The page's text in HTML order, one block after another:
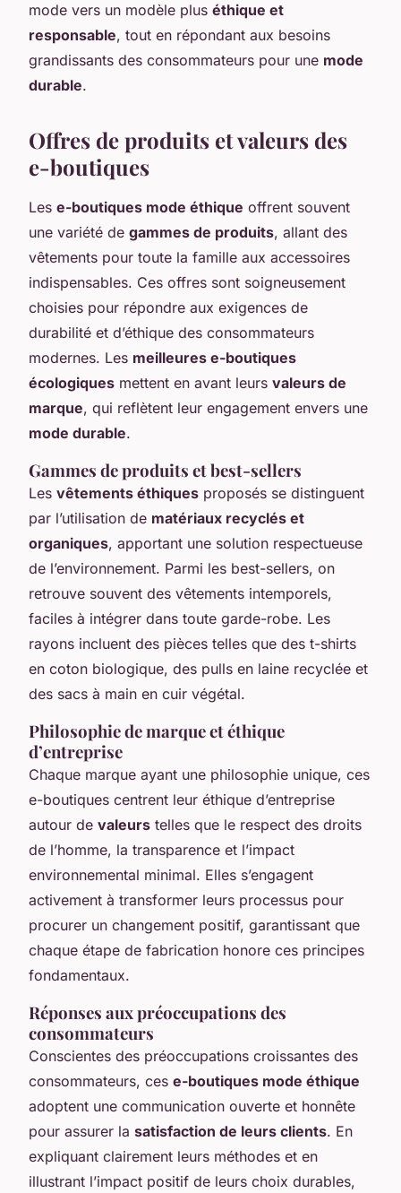
mode vers un modèle plus éthique et
responsable, tout en répondant aux besoins
grandissants des consommateurs pour une mode
durable.
Offres de produits et valeurs des
e-boutiques
Les e-boutiques mode éthique offrent souvent
une variété de gammes de produits, allant des
vêtements pour toute la famille aux accessoires
indispensables. Ces offres sont soigneusement
choisies pour répondre aux exigences de
durabilité et d’éthique des consommateurs
modernes. Les meilleures e-boutiques
écologiques mettent en avant leurs valeurs de
marque, qui reflètent leur engagement envers une
mode durable.
Gammes de produits et best-sellers
Les vêtements éthiques proposés se distinguent
par l’utilisation de matériaux recyclés et
organiques, apportant une solution respectueuse
de l’environnement. Parmi les best-sellers, on
retrouve souvent des vêtements intemporels,
faciles à intégrer dans toute garde-robe. Les
rayons incluent des pièces telles que des t-shirts
en coton biologique, des pulls en laine recyclée et
des sacs à main en cuir végétal.
Philosophie de marque et éthique
d’entreprise
Chaque marque ayant une philosophie unique, ces
e-boutiques centrent leur éthique d’entreprise
autour de valeurs telles que le respect des droits
de l’homme, la transparence et l’impact
environnemental minimal. Elles s’engagent
activement à transformer leurs processus pour
procurer un changement positif, garantissant que
chaque étape de fabrication honore ces principes
fondamentaux.
Réponses aux préoccupations des
consommateurs
Conscientes des préoccupations croissantes des
consommateurs, ces e-boutiques mode éthique
adoptent une communication ouverte et honnête
pour assurer la satisfaction de leurs clients. En
expliquant clairement leurs méthodes et en
illustrant l’impact positif de leurs choix durables,